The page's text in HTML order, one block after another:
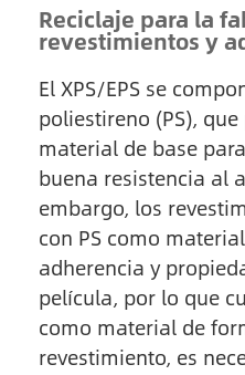
Reciclaje para la
revestimientos y
El XPS/EPS se
poliestireno (PS),
material de base
buena resistencia al
embargo, los
con PS como
adherencia y
película, por lo que
como material de
revestimiento, es